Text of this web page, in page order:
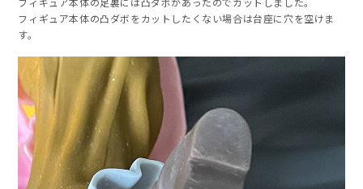
フィギュア本体の凸ダボをカットしたくない場合は台座に穴を空けま
す。